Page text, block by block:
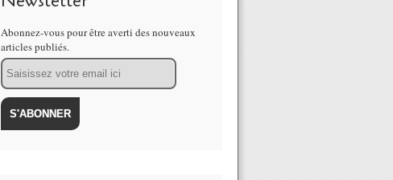
Abonnez-vous pour être averti des nouveaux
articles publiés.
Email